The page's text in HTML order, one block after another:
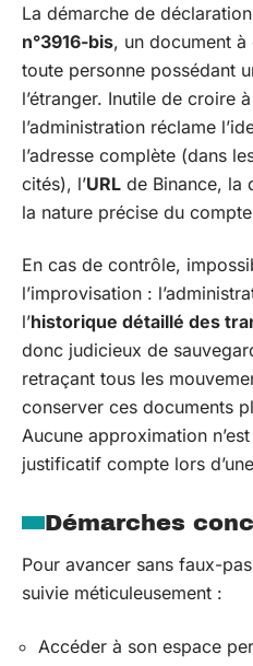
La démarche de
n°3916-bis, un document
toute personne possédant
l’étranger. Inutile de croire
l’administration réclame
l’adresse complète (dans
cités), l’URL de Binance, la
la nature précise du
En cas de contrôle,
l’improvisation :
l’historique détaillé des
donc judicieux de
retraçant tous les
conserver ces documents
Aucune approximation
justificatif compte lors
Démarches
Pour avancer sans faux-
suivie méticuleusement :
Accéder à son espace